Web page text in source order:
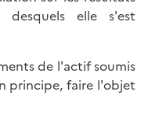
desquels elle s'est
de l'actif soumis
principe, faire l'objet